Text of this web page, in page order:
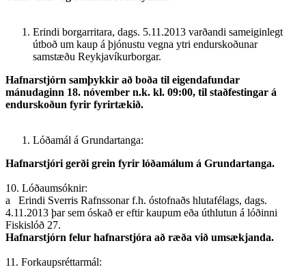
Erindi borgarritara, dags. 5.11.2013 varðandi sameiginlegt
útboð um kaup á þjónustu vegna ytri endurskoðunar
samstæðu Reykjavíkurborgar.
Hafnarstjórn samþykkir að boða til eigendafundar
mánudaginn 18. nóvember n.k. kl. 09:00, til staðfestingar á
endurskoðun fyrir fyrirtækið.
Lóðamál á Grundartanga:
Hafnarstjóri gerði grein fyrir lóðamálum á Grundartanga.
10. Lóðaumsóknir:
a Erindi Sverris Rafnssonar f.h. óstofnaðs hlutafélags, dags.
4.11.2013 þar sem óskað er eftir kaupum eða úthlutun á lóðinni
Fiskislóð 27.
Hafnarstjórn felur hafnarstjóra að ræða við umsækjanda.
11. Forkaupsréttarmál: